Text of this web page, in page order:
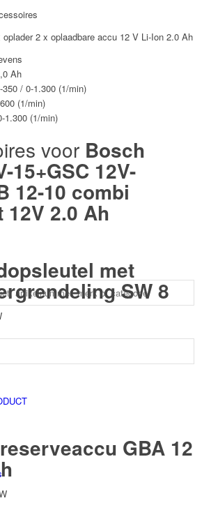
2 x oplaadbare accu 12 V Li-Ion 2.0 Ah
Ah
350 / 0-1.300 (1/min)
(1/min)
1.300 (1/min)
voorBosch
15+GSC 12V-
12-10 combi
2.0 Ah
met
SW 8
GBA 12